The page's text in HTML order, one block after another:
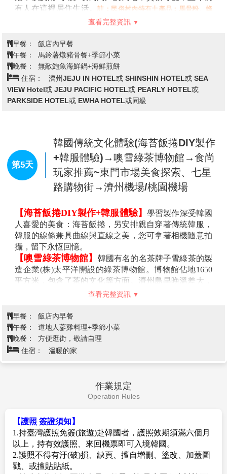
的獨特傳統文化與自然環境，就好比是個縮小版的濟州
※因氣候變化無常，如牛島行程無法成行，則改AQUA
【蓮洞商圈】此處為濟州市最繁華區域，各式精品、
服飾商店林立，如美國知名品牌NIKE、ADIDAES、
FLLA…等，物美價廉；另外在大街小巷內還有各式小
吃店、小酒館，讓您可以品嚐到濟州的特色小吃。
花、繡球、梔子花)→濟州涯月濱海咖
啡廳(飲品自理)
【彩妝名品館】
相信愛美的女人們一定可以在這挑選
最新款最hito彩妝品，而除了購買外，讓您永遠跟著時
代潮流尖端。
【城邑民俗村】這裡現有400餘棟房屋，被指定為韓國
民俗資料保護區，以茅草覆蓋的屋頂，石頭疊砌的院
牆，以及用“丁囊”取代門戶的民宅，質樸可愛，至今仍
【神奇之路】違反地心引力的神奇奧秘的斜坡路，放
在路面上的空罐都會沿著上波方向迅速滑動，拉開手閘
的汽車也會自動沿上坡行進，其實這是一種錯覺現象，
斜坡因為周圍的邱林和樹木，在視覺上給人一種上坡的
感覺，這段長100公尺的道路，牽動了遊人的好奇心。
尺，擁有世界上最大的山茶花、花期最早的山茶花，以
及散發香味的山茶花，共計有500多種、6000多株的山
茶花樹聚集在此。Camellia Hill除了山茶花外，還種植了
椰子樹等各種造型樹，為一造景樹木園。
【涯月濱海咖啡廳】
在濟州島西北面的涯月咖啡街，
由大路直落海邊至遠處小半島上有不少咖啡廳和民宿都
坐落在這段海岸線。細軟的白沙灘旁是黑色的火山熔岩
幻。喜歡看海的朋友，不妨來漢潭散步路走走，找一間
早餐：
飯店內早餐
午餐：
馬鈴薯燉豬骨餐+季節小菜
晚餐：
無敵鮑魚海鮮鍋+海鮮煎餅
濟州JEJU IN HOTEL或 SHINSHIN HOTEL或 SEA
PARKSIDE HOTEL或 EWHA HOTEL或同級
第5天
韓國傳統文化體驗(海苔飯捲DIY製作
+韓服體驗)→噢雪綠茶博物館→食尚
玩家推薦~東門市場美食探索、七星
路購物街→濟州機場/桃園機場
【海苔飯捲DIY製作+韓服體驗】
人喜愛的美食：海苔飯捲，另安排親自穿著傳統韓服，
韓服的線條兼具曲線與直線之美，您可拿著相機隨意拍
攝，留下永恆回憶。
【噢雪綠茶博物館】
平方米，包含了茶的文化等方面。濟州島早晚溫差大，
年平均氣溫和降雨量和土壤極適合茶葉的栽種。館內包
品的雪綠精品世界等。
【東門傳統市場】東門傳統市場是擁有悠久歷史的傳
統市場，也是濟州島的代表市場之一。而這裡與東門傳
統水產市場都是濟州島最重要的大型常設傳統市場。市
場主要販售蔬菜、水果、水產、藥草、穀物、服飾等。
查看完整資訊
早餐：
飯店內早餐
午餐： 道地人蔘雞料理+季節小菜
晚餐： 方便逛街，敬請自理
住宿： 溫暖的家